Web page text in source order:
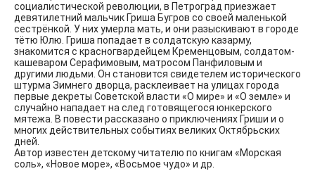
социалистической революции, в Петроград приезжает
девятилетний мальчик Гриша Бугров со своей маленькой
сестрёнкой. У них умерла мать, и они разыскивают в городе
тётю Юлю. Гриша попадает в солдатскую казарму,
знакомится с красногвардейцем Кременцовым, солдатом-
кашеваром Серафимовым, матросом Панфиловым и
другими людьми. Он становится свидетелем исторического
штурма Зимнего дворца, расклеивает на улицах города
первые декреты Советской власти «О мире» и «О земле» и
случайно нападает на след готовящегося юнкерского
мятежа. В повести рассказано о приключениях Гриши и о
многих действительных событиях великих Октябрьских
дней.
Автор известен детскому читателю по книгам «Морская
соль», «Новое море», «Восьмое чудо» и др.